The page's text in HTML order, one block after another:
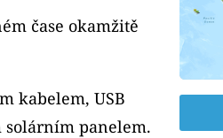
čase okamžitě
kabelem, USB
panelem.